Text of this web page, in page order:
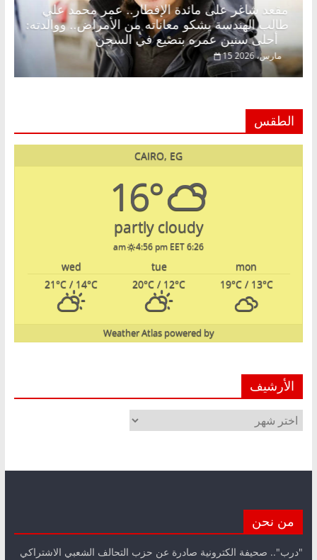
مقعد شاغر على مائدة الإفطار.. عمر محمد علي
طالب الهندسة يشكو معاناته من الأمراض.. ووالدته:
أحلى سنين عمره بتضيع في السجن
15 مارس، 2026
الطقس
CAIRO, EG
16°
partly cloudy
6:26 am
4:56 pm EET
mon
tue
wed
19°C/ 13°C
20°C / 12°C
21°C / 14°C
powered by
Weather Atlas
الأرشيف
الأرشيف
من نحن
"درب".. صحيفة الكترونية صادرة عن حزب التحالف الشعبي الاشتراكي